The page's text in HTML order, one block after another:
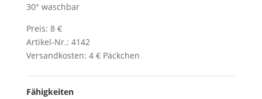
30° waschbar
Preis: 8 €
Artikel-Nr.: 4142
Versandkosten: 4 € Päckchen
Fähigkeiten